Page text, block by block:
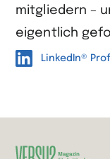
mitgliedern –
eigentlich
LinkedIn®